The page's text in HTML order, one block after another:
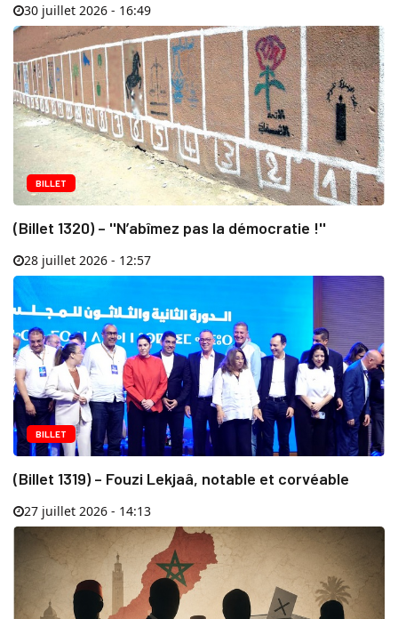
30 juillet 2026 - 16:49
BILLET
(Billet 1320) – ''N’abîmez pas la démocratie !''
28 juillet 2026 - 12:57
BILLET
(Billet 1319) – Fouzi Lekjaâ, notable et corvéable
27 juillet 2026 - 14:13